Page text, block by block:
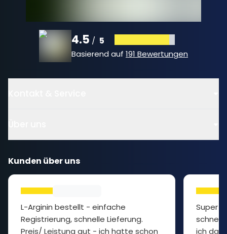
4.5 / 5
Basierend auf 191 Bewertungen
Kunden über uns
L-Arginin bestellt - einfache
Registrierung, schnelle Lieferung.
Preis/ Leistung gut - ich hatte schon
Super
ich das